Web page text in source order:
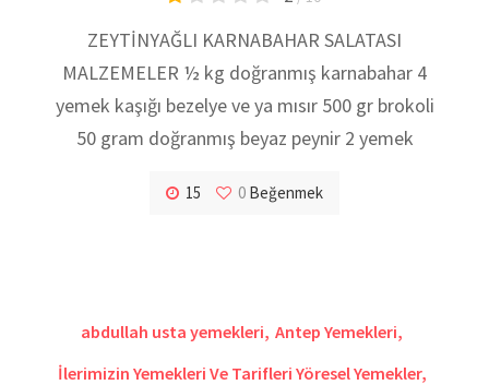
ZEYTİNYAĞLI KARNABAHAR SALATASI
MALZEMELER ½ kg doğranmış karnabahar 4
yemek kaşığı bezelye ve ya mısır 500 gr brokoli
50 gram doğranmış beyaz peynir 2 yemek
15 0 Beğenmek
abdullah usta yemekleri, Antep Yemekleri,
İlerimizin Yemekleri Ve Tarifleri Yöresel Yemekler,